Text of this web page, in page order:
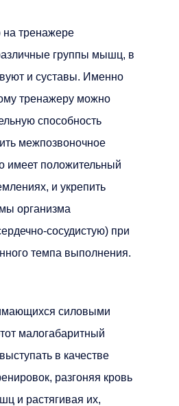
на тренажере
группы мышц, в
и суставы. Именно
тренажеру можно
способность
межпозвоночное
имеет положительный
и укрепить
организма
сосудистую) при
темпа выполнения.
силовыми
малогабаритный
в качестве
разгоняя кровь
и растягивая их,